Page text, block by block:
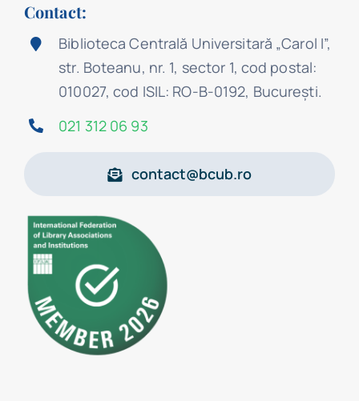
Contact:
Biblioteca Centrală Universitară „Carol I”,
str. Boteanu, nr. 1, sector 1, cod postal:
010027, cod ISIL: RO-B-0192, Bucureşti.
021 312 06 93
contact@bcub.ro